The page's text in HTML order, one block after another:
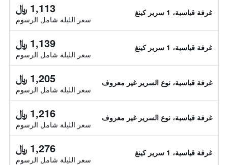
غرفة قياسية، 1 سرير كينغ 1,113 ﷼
سعر الليلة شامل الرسوم
غرفة قياسية، 1 سرير كينغ 1,139 ﷼
سعر الليلة شامل الرسوم
غرفة قياسية، نوع السرير غير معروف 1,205 ﷼
سعر الليلة شامل الرسوم
غرفة قياسية، نوع السرير غير معروف 1,216 ﷼
سعر الليلة شامل الرسوم
غرفة قياسية، 1 سرير كينغ 1,276 ﷼
سعر الليلة شامل الرسوم